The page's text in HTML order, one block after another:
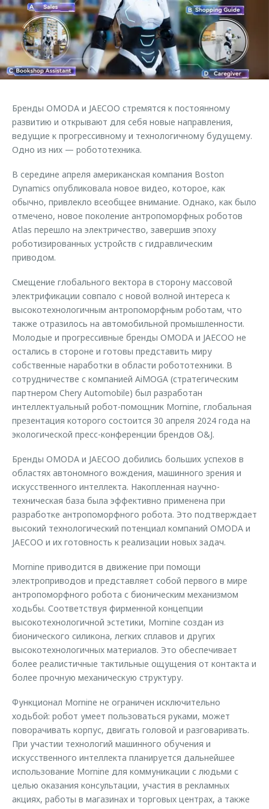
Страхование
Кредитный калькулятор
Аксессуары
Одежда и сувениры
Запчасти
Трейд-ин
Калькулятор трейд-ин
Клиентская поддержка
O&J Автоклуб
Клуб владельцев OMODA
Приложение O&J
Одежда и сувениры
Оригинальные аксессуары
Запчасти
Обратная связь
Бренды OMODA и JAECOO стремятся к постоянному
развитию и открывают для себя новые направления,
ведущие к прогрессивному и технологичному будущему.
Одно из них — робототехника.
В середине апреля американская компания Boston
Dynamics опубликовала новое видео, которое, как
обычно, привлекло всеобщее внимание. Однако, как было
отмечено, новое поколение антропоморфных роботов
Atlas перешло на электричество, завершив эпоху
роботизированных устройств с гидравлическим
приводом.
Смещение глобального вектора в сторону массовой
электрификации совпало с новой волной интереса к
высокотехнологичным антропоморфным роботам, что
также отразилось на автомобильной промышленности.
Молодые и прогрессивные бренды OMODA и JAECOO не
остались в стороне и готовы представить миру
собственные наработки в области робототехники. В
сотрудничестве с компанией AiMOGA (стратегическим
партнером Chery Automobile) был разработан
интеллектуальный робот-помощник Mornine, глобальная
презентация которого состоится 30 апреля 2024 года на
экологической пресс-конференции брендов O&J.
Бренды OMODA и JAECOO добились больших успехов в
областях автономного вождения, машинного зрения и
искусственного интеллекта. Накопленная научно-
техническая база была эффективно применена при
разработке антропоморфного робота. Это подтверждает
высокий технологический потенциал компаний OMODA и
JAECOO и их готовность к реализации новых задач.
Mornine приводится в движение при помощи
электроприводов и представляет собой первого в мире
антропоморфного робота с бионическим механизмом
ходьбы. Соответствуя фирменной концепции
высокотехнологичной эстетики, Mornine создан из
бионического силикона, легких сплавов и других
высокотехнологичных материалов. Это обеспечивает
более реалистичные тактильные ощущения от контакта и
более прочную механическую структуру.
Функционал Mornine не ограничен исключительно
ходьбой: робот умеет пользоваться руками, может
поворачивать корпус, двигать головой и разговаривать.
При участии технологий машинного обучения и
искусственного интеллекта планируется дальнейшее
использование Mornine для коммуникации с людьми с
целью оказания консультации, участия в рекламных
акциях, работы в магазинах и торговых центрах, а также